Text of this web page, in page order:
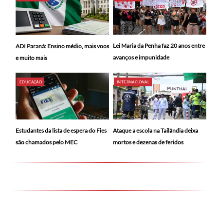
ADI Paraná: Ensino médio, mais voos
e muito mais
Lei Maria da Penha faz 20 anos entre
avanços e impunidade
EDUCAÇÃO
Estudantes da lista de espera do Fies
são chamados pelo MEC
INTERNACIONAL
Ataque a escola na Tailândia deixa
mortos e dezenas de feridos